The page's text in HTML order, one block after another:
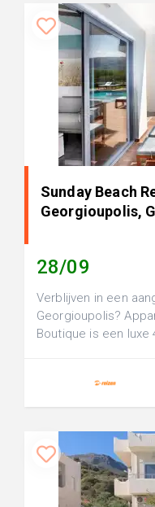
Sunday Beach
Georgioupolis,
28/09
Verblijven in een
Georgioupolis?
Boutique is een luxe